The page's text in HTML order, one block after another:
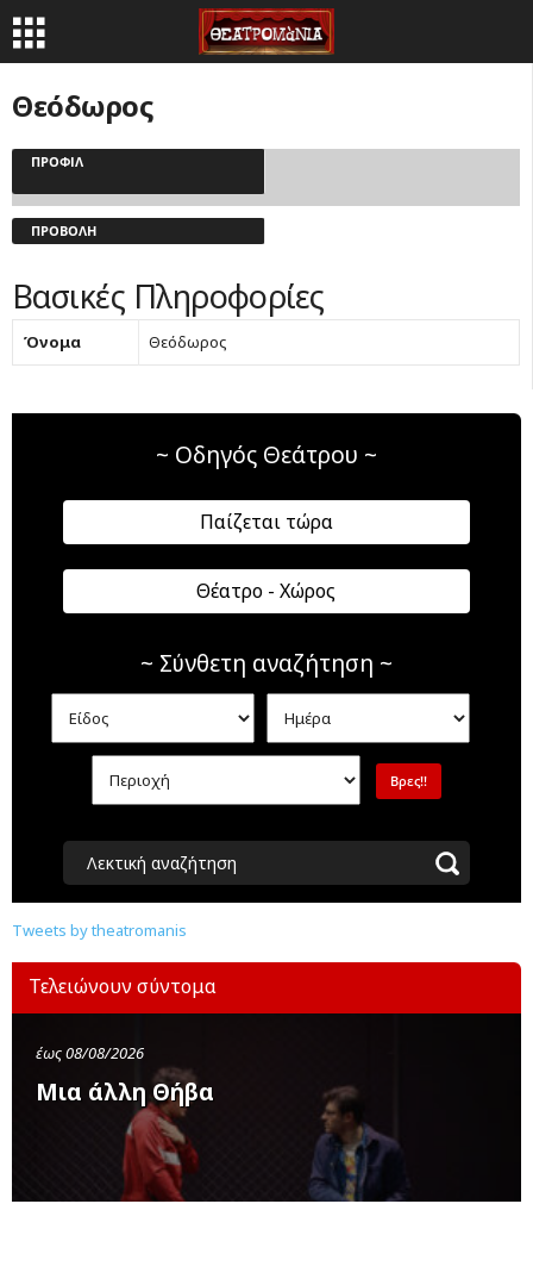
Θεόδωρος
ΠΡΟΦΊΛ
ΠΡΟΒΟΛΉ
Βασικές Πληροφορίες
Όνομα Θεόδωρος
~ Οδηγός Θεάτρου ~
Παίζεται τώρα
Θέατρο - Χώρος
~ Σύνθετη αναζήτηση ~
Λεκτική αναζήτηση
Tweets by theatromanis
Τελειώνουν σύντομα
έως 08/08/2026
Μια άλλη Θήβα